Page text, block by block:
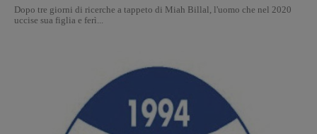
Dopo tre giorni di ricerche a tappeto di Miah Billal, l'uomo che nel 2020
uccise sua figlia e ferì...